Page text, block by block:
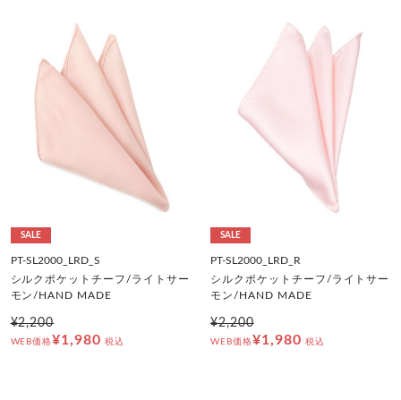
SALE
PT-SL2000_LRD_S
シルクポケットチーフ/ライトサー
モン/HAND MADE
¥2,200
WEB価格¥1,980 税込
SALE
PT-SL2000_LRD_R
シルクポケットチーフ/ライトサー
モン/HAND MADE
¥2,200
WEB価格¥1,980 税込